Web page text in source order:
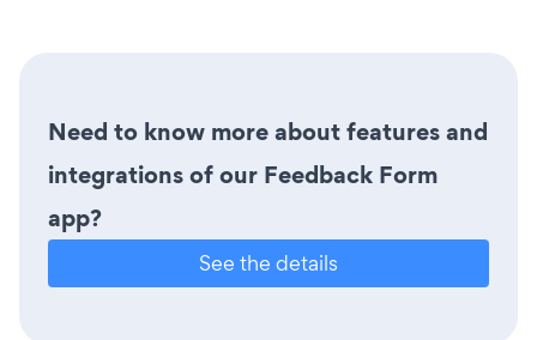
Need to know more about features and
integrations of our Feedback Form
app?
See the details